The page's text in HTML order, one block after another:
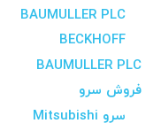
BAUMULLER PLC
BECKHOFF
BAUMULLER PLC
فروش سرو
سرو Mitsubishi